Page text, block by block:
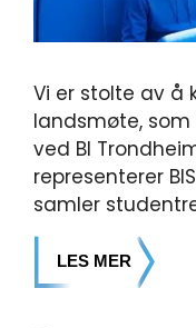
Vi er stolte av å
landsmøte, som
ved BI
representerer
samler
LES MER